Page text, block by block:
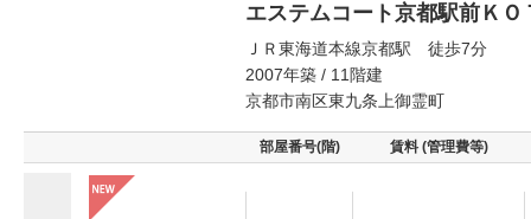
エステムコート京都駅前ＫＯ
ＪＲ東海道本線京都駅 徒歩7分
2007年築 / 11階建
京都市南区東九条上御霊町
部屋番号(階) 賃料 (管理費等)